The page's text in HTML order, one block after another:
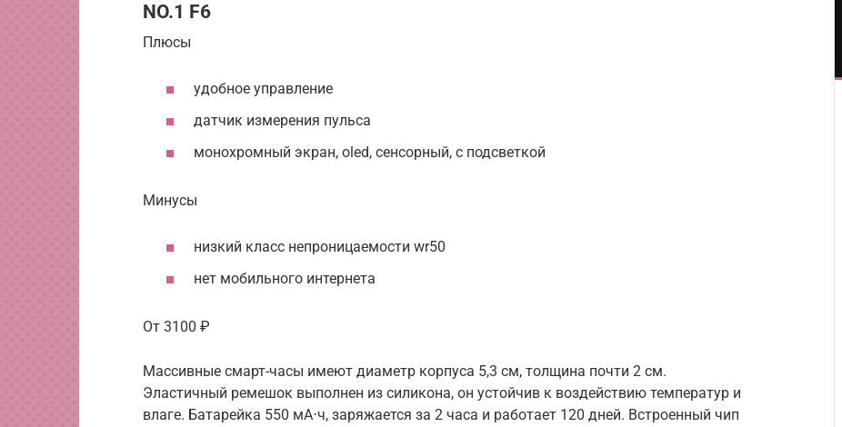
NO.1 F6
Плюсы
удобное управление
датчик измерения пульса
монохромный экран, oled, сенсорный, с подсветкой
Минусы
низкий класс непроницаемости wr50
нет мобильного интернета
От 3100 ₽
Массивные смарт-часы имеют диаметр корпуса 5,3 см, толщина почти 2 см.
Эластичный ремешок выполнен из силикона, он устойчив к воздействию температур и
влаге. Батарейка 550 мА⋅ч, заряжается за 2 часа и работает 120 дней. Встроенный чип